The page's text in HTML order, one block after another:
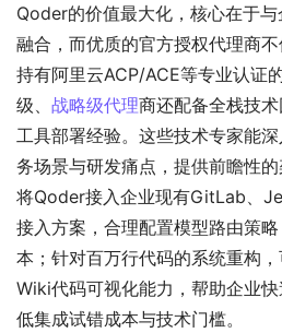
Qoder的价值最大化，核心在于
融合，而优质的官方授权代理商
持有阿里云ACP/ACE等专业认证
级、 战略级代理商还配备全栈技
工具部署经验。这些技术专家能
务场景与研发痛点，提供前瞻性
将Qoder接入企业现有GitLab、
接入方案，合理配置模型路由策
本；针对百万行代码的系统重构
Wiki代码可视化能力，帮助企业
低集成试错成本与技术门槛。